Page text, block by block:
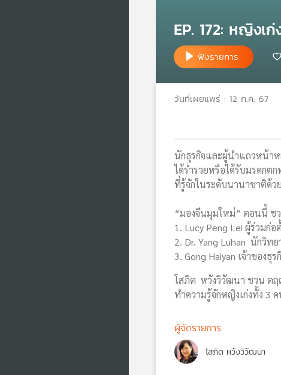
EP. 172: หญิงเ
ฟังรายการ
วันที่เผยแพร่ : 12 ก.ค. 67
นักธุรกิจและผู้นำแถวหน้าห
ได้ร่ำรวยหรือได้รับมรดกต
ที่รู้จักในระดับนานาชาติด้วย
“มองจีนมุมใหม่” ตอนนี้ ช
1. Lucy Peng Lei ผู้ร่วมก่อ
2. Dr. Yang Luhan นักวิท
3. Gong Haiyan เจ้าของ
โสภิต หวังวิวัฒนา ชวน ตฤ
ทำความรู้จักหญิงเก่งทั้ง 3
ผู้จัดรายการ
โสภิต หวังวิวัฒนา